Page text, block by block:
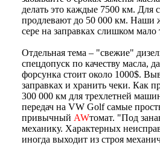
делать это каждые 7500 км.
продлевают до 50 000 км. Наши
сере на заправках слишком мало
Отдельная тема – "свежие"
спецдопуск по качеству масла,
форсунка стоит около 1000$.
заправках и хранить чеки. Как
300 000 км для трехлетней
передач на VW Golf самые
привычный AWтомат. "Под
механику. Характерных
иногда выходит из строя